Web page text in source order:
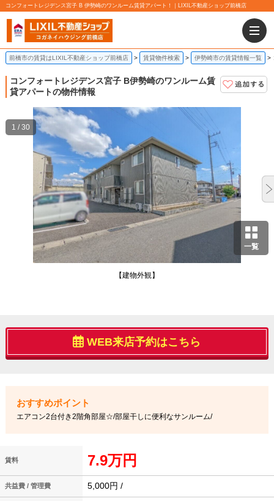
コンフォートレジデンス宮子 B 伊勢崎のワンルーム賃貸アパート！｜LIXIL不動産ショップ前橋店
前橋市の賃貸はLIXIL不動産ショップ前橋店 賃貸物件検索 伊勢崎市の賃貸情報一覧
コンフォートレジデンス宮子 B伊勢崎のワンルーム賃
貸アパートの物件情報
一覧
【建物外観】
1 / 30
WEB来店予約はこちら
エアコン2台付き2階角部屋☆/部屋干しに便利なサンルーム/
賃料 7.9万円
共益費 / 管理費 5,000円 /